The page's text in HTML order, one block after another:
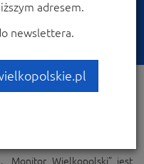
Wielkopolski” jest
adresem.
newslettera.